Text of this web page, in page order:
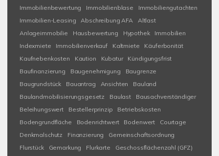
Immobilienbewertung Immobilienblase
Immobiliengutachten
Immobilien-Leasing
Abschreibung AFA
Altlast
Anlageimmobilie
Hausbewertung Hypothek
Immobilien
Indexmiete
Immobilienverkauf Kaltmiete
Käuferbonität
Kaufnebenkosten
Kaution Kubatur
Kündigungsfrist
Baufinanzierung
Baugenehmigung
Baugrenze
Baugrundstück
Bauantrag Ansichten
Bauland
Baulandmobilisierungsgesetz
Baulast
Bausachverständiger
Beleihungswert
Bestellerprinzip
Betriebskosten
Bodengrundfläche
Bodenrichtwert Bodenwert
Courtage
Denkmalschutz
Finanzierung
Gemeinschaftsordnung
Flurstück
Gemarkung Flurkarte
Geschossflächenzahl (GFZ)